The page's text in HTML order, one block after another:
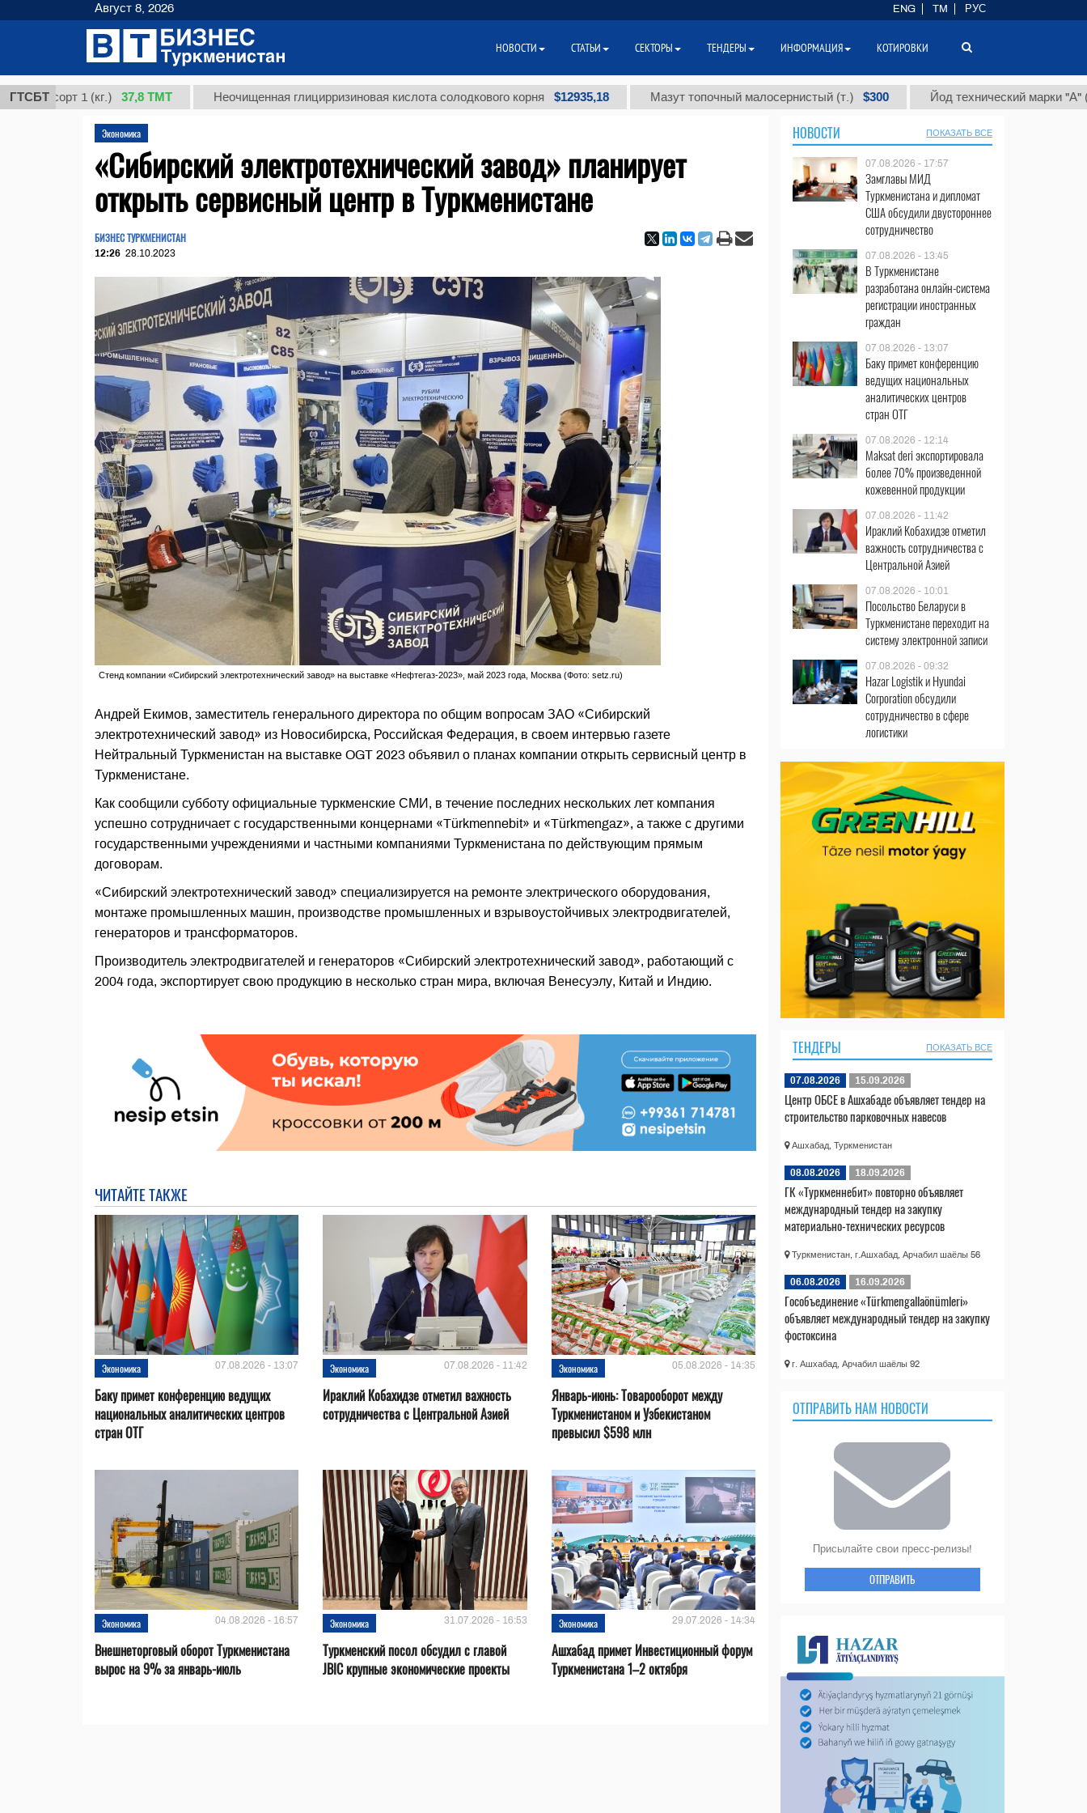
ГТСБТ
сорт 1 (кг.) 37,8 ТМТ Неочищенная глицирризиновая кислота солодкового корня $12935,18 Мазут топочный малосернистый (т.) $300 Йод технический марки "А" (т.)
Экономика
«Сибирский электротехнический завод» планирует
открыть сервисный центр в Туркменистане
БИЗНЕС ТУРКМЕНИСТАН
12:26 28.10.2023
Стенд компании «Сибирский электротехнический завод» на выставке «Нефтегаз-2023», май 2023 года, Москва (Фото: setz.ru)
Андрей Екимов, заместитель генерального директора по общим вопросам ЗАО «Сибирский
электротехнический завод» из Новосибирска, Российская Федерация, в своем интервью газете
Нейтральный Туркменистан на выставке OGT 2023 объявил о планах компании открыть сервисный центр в
Туркменистане.
Как сообщили субботу официальные туркменские СМИ, в течение последних нескольких лет компания
успешно сотрудничает с государственными концернами «Türkmennebit» и «Türkmengaz», а также с другими
государственными учреждениями и частными компаниями Туркменистана по действующим прямым
договорам.
«Сибирский электротехнический завод» специализируется на ремонте электрического оборудования,
монтаже промышленных машин, производстве промышленных и взрывоустойчивых электродвигателей,
генераторов и трансформаторов.
Производитель электродвигателей и генераторов «Сибирский электротехнический завод», работающий с
2004 года, экспортирует свою продукцию в несколько стран мира, включая Венесуэлу, Китай и Индию.
ЧИТАЙТЕ ТАКЖЕ
Экономика 07.08.2026 - 13:07
Баку примет конференцию ведущих
национальных аналитических центров
стран ОТГ
Экономика 07.08.2026 - 11:42
Ираклий Кобахидзе отметил важность
сотрудничества с Центральной Азией
Экономика 05.08.2026 - 14:35
Январь-июнь: Товарооборот между
Туркменистаном и Узбекистаном
превысил $598 млн
Экономика 04.08.2026 - 16:57
Внешнеторговый оборот Туркменистана
вырос на 9% за январь-июль
Экономика 31.07.2026 - 16:53
Туркменский посол обсудил с главой
JBIC крупные экономические проекты
Экономика 29.07.2026 - 14:34
Ашхабад примет Инвестиционный форум
Туркменистана 1–2 октября
НОВОСТИ ПОКАЗАТЬ ВСЕ
07.08.2026 - 17:57
Замглавы МИД
Туркменистана и дипломат
США обсудили двустороннее
сотрудничество
07.08.2026 - 13:45
В Туркменистане
разработана онлайн-система
регистрации иностранных
граждан
07.08.2026 - 13:07
Баку примет конференцию
ведущих национальных
аналитических центров
стран ОТГ
07.08.2026 - 12:14
Maksat deri экспортировала
более 70% произведенной
кожевенной продукции
07.08.2026 - 11:42
Ираклий Кобахидзе отметил
важность сотрудничества с
Центральной Азией
07.08.2026 - 10:01
Посольство Беларуси в
Туркменистане переходит на
систему электронной записи
07.08.2026 - 09:32
Hazar Logistik и Hyundai
Corporation обсудили
сотрудничество в сфере
логистики
ТЕНДЕРЫ ПОКАЗАТЬ ВСЕ
07.08.2026 15.09.2026
Центр ОБСЕ в Ашхабаде объявляет тендер на
строительство парковочных навесов
Ашхабад, Туркменистан
08.08.2026 18.09.2026
ГК «Туркменнебит» повторно объявляет
международный тендер на закупку
материально-технических ресурсов
Туркменистан, г.Ашхабад, Арчабил шаёлы 56
06.08.2026 16.09.2026
Гособъединение «Türkmengallaönümleri»
объявляет международный тендер на закупку
фостоксина
г. Ашхабад, Арчабил шаёлы 92
ОТПРАВИТЬ НАМ НОВОСТИ
Присылайте свои пресс-релизы!
ОТПРАВИТЬ
Август 8, 2026 ENG TM РУС
НОВОСТИ СТАТЬИ СЕКТОРЫ ТЕНДЕРЫ ИНФОРМАЦИЯ КОТИРОВКИ